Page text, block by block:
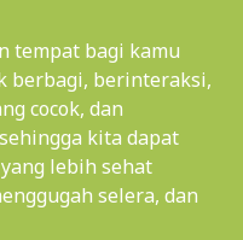
tempat bagi kamu
berbagi, berinteraksi,
cocok, dan
kita dapat
lebih sehat
selera, dan